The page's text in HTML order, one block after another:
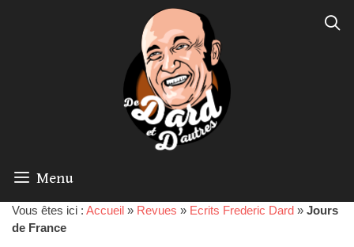
Menu
Vous êtes ici : Accueil » Revues » Ecrits Frederic Dard » Jours
de France